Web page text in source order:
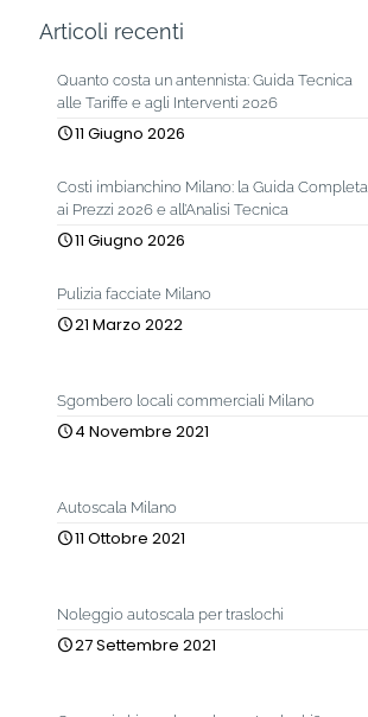
Articoli recenti
Quanto costa un antennista: Guida Tecnica
alle Tariffe e agli Interventi 2026
11 Giugno 2026
Costi imbianchino Milano: la Guida Completa
ai Prezzi 2026 e all’Analisi Tecnica
11 Giugno 2026
Pulizia facciate Milano
21 Marzo 2022
Sgombero locali commerciali Milano
4 Novembre 2021
Autoscala Milano
11 Ottobre 2021
Noleggio autoscala per traslochi
27 Settembre 2021